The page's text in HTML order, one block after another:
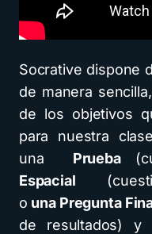
Socrative dispone
de manera
de los objetivos
para nuestra
una
Prueba
Espacial
o una Pregunta
de resultados) y